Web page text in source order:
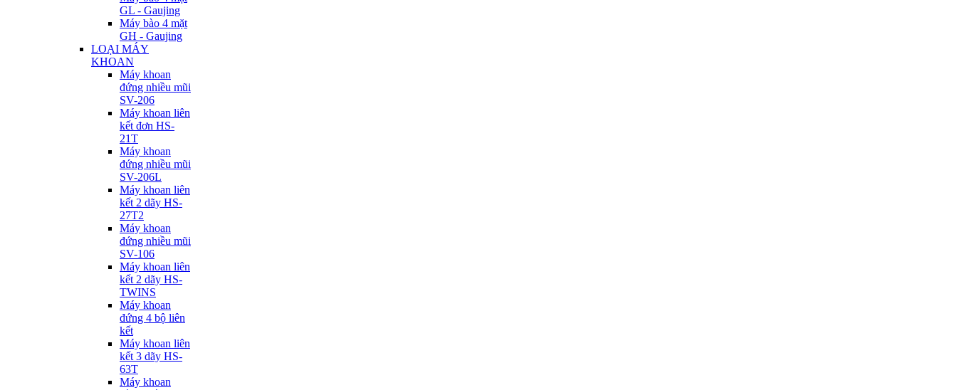
GL - Gaujing
Máy bào 4 mặt
GH - Gaujing
LOẠI MÁY
KHOAN
Máy khoan
đứng nhiều mũi
SV-206
Máy khoan liên
kết đơn HS-
21T
Máy khoan
đứng nhiều mũi
SV-206L
Máy khoan liên
kết 2 dãy HS-
27T2
Máy khoan
đứng nhiều mũi
SV-106
Máy khoan liên
kết 2 dãy HS-
TWINS
Máy khoan
đứng 4 bộ liên
kết
Máy khoan liên
kết 3 dãy HS-
63T
Máy khoan